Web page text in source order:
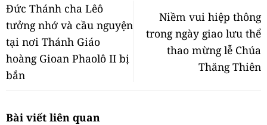
Đức Thánh cha Lêô
tưởng nhớ và cầu nguyện
tại nơi Thánh Giáo
hoàng Gioan Phaolô II bị
bắn
Niềm vui hiệp thông
trong ngày giao lưu thể
thao mừng lễ Chúa
Thăng Thiên
Bài viết liên quan